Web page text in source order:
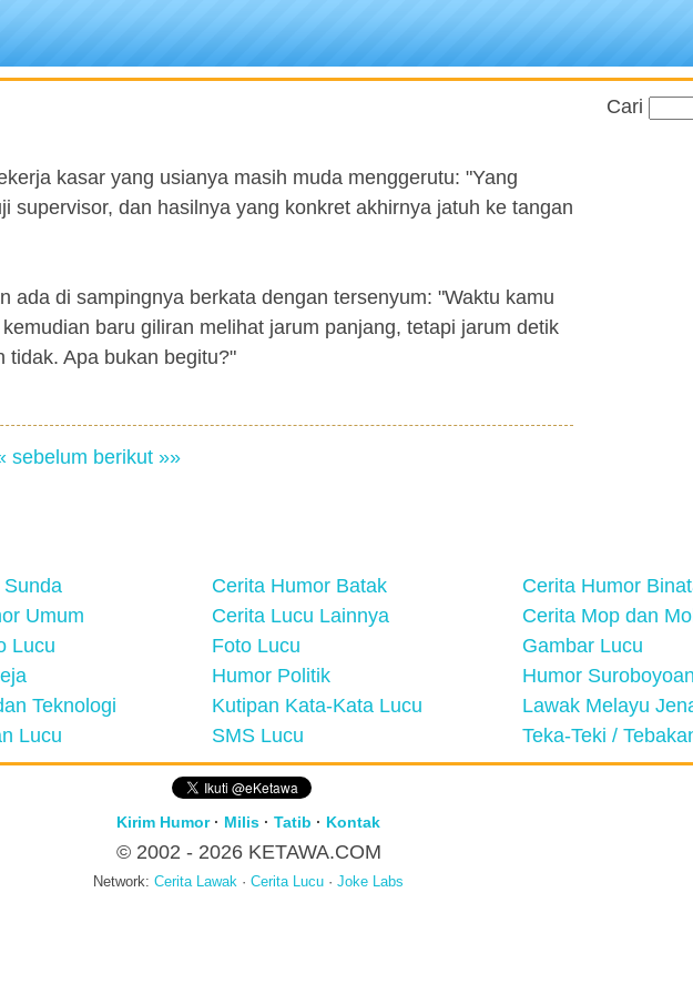
kasar yang usianya masih muda menggerutu: "Yang
supervisor, dan hasilnya yang konkret akhirnya jatuh ke tangan
ada di sampingnya berkata dengan tersenyum: "Waktu kamu
baru giliran melihat jarum panjang, tetapi jarum detik
tidak. Apa bukan begitu?"
sebelum berikut »»
Cari
Sunda Cerita Humor Batak
Cerita Humor
Umum Cerita Lucu Lainnya
Cerita Mop dan
Lucu Foto Lucu
Gambar Lucu
Humor Politik
Humor Suroboyoan
Teknologi Kutipan Kata-Kata Lucu
Lawak Melayu
Lucu SMS Lucu Teka-Teki /
Kirim Humor· Milis · Tatib · Kontak
© 2002 - 2026 KETAWA.COM
Network: Cerita Lawak · Cerita Lucu · Joke Labs